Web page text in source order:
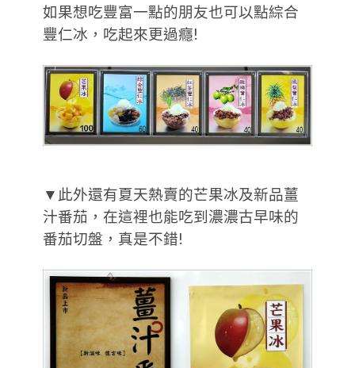
如果想吃豐富一點的朋友也可以點綜合
豐仁冰，吃起來更過癮!
▼此外還有夏天熱賣的芒果冰及新品薑
汁番茄，在這裡也能吃到濃濃古早味的
番茄切盤，真是不錯!